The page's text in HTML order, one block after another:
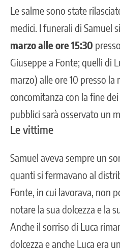
Le salme sono state
medici. I funerali di Samuel
marzo alle ore 15:30
Giuseppe a Fonte; quelli di
marzo) alle ore 10 presso la
concomitanza con la fine
pubblici sarà osservato un
Le vittime
Samuel aveva sempre un
quanti si fermavano al
Fonte, in cui lavorava, non
notare la sua dolcezza e la
Anche il sorriso di Luca
dolcezza e anche Luca era